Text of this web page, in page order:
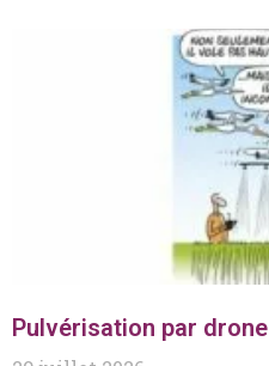
Pulvérisation par drone